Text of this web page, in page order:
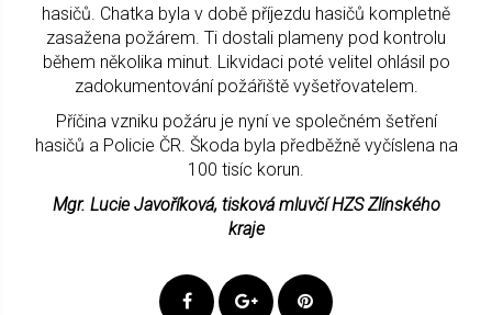
hasičů. Chatka byla v době příjezdu hasičů kompletně
zasažena požárem. Ti dostali plameny pod kontrolu
během několika minut. Likvidaci poté velitel ohlásil po
zadokumentování požářiště vyšetřovatelem.
Příčina vzniku požáru je nyní ve společném šetření
hasičů a Policie ČR. Škoda byla předběžně vyčíslena na
100 tisíc korun.
Mgr. Lucie Javoříková, tisková mluvčí HZS Zlínského
kraje